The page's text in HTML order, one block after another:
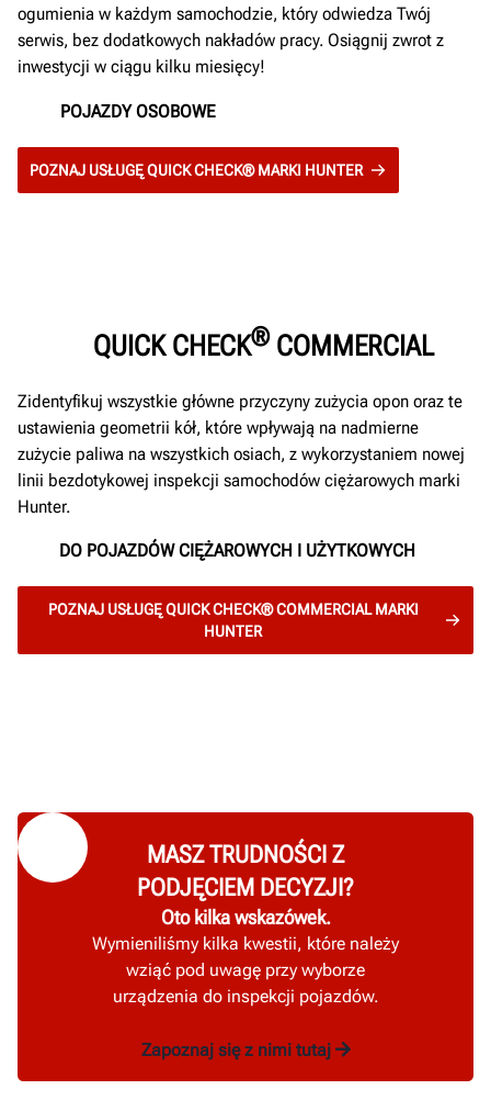
ogumienia w każdym samochodzie, który odwiedza Twój
serwis, bez dodatkowych nakładów pracy. Osiągnij zwrot z
inwestycji w ciągu kilku miesięcy!
POJAZDY OSOBOWE
POZNAJ USŁUGĘ QUICK CHECK® MARKI HUNTER
QUICK CHECK®COMMERCIAL
Zidentyfikuj wszystkie główne przyczyny zużycia opon oraz te
ustawienia geometrii kół, które wpływają na nadmierne
zużycie paliwa na wszystkich osiach, z wykorzystaniem nowej
linii bezdotykowej inspekcji samochodów ciężarowych marki
Hunter.
DO POJAZDÓW CIĘŻAROWYCH I UŻYTKOWYCH
POZNAJ USŁUGĘ QUICK CHECK® COMMERCIAL MARKI
HUNTER
MASZ TRUDNOŚCI Z
PODJĘCIEM DECYZJI?
Oto kilka wskazówek.
Wymieniliśmy kilka kwestii, które należy
wziąć pod uwagę przy wyborze
urządzenia do inspekcji pojazdów.
Zapoznaj się z nimi tutaj